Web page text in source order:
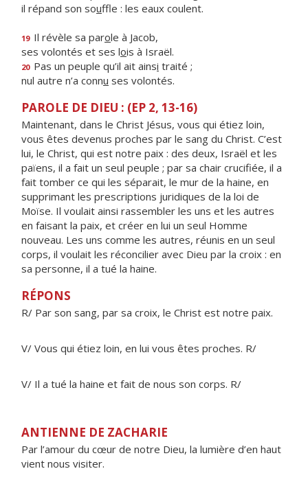
il répand son souffle : les eaux coulent.
19 Il révèle sa parole à Jacob,
ses volontés et ses lois à Israël.
20 Pas un peuple qu’il ait ainsi traité ;
nul autre n’a connu ses volontés.
PAROLE DE DIEU : (EP 2, 13-16)
Maintenant, dans le Christ Jésus, vous qui étiez loin,
vous êtes devenus proches par le sang du Christ. C’est
lui, le Christ, qui est notre paix : des deux, Israël et les
païens, il a fait un seul peuple ; par sa chair crucifiée, il a
fait tomber ce qui les séparait, le mur de la haine, en
supprimant les prescriptions juridiques de la loi de
Moïse. Il voulait ainsi rassembler les uns et les autres
en faisant la paix, et créer en lui un seul Homme
nouveau. Les uns comme les autres, réunis en un seul
corps, il voulait les réconcilier avec Dieu par la croix : en
sa personne, il a tué la haine.
RÉPONS
R/ Par son sang, par sa croix, le Christ est notre paix.
V/ Vous qui étiez loin, en lui vous êtes proches. R/
V/ Il a tué la haine et fait de nous son corps. R/
ANTIENNE DE ZACHARIE
Par l’amour du cœur de notre Dieu, la lumière d’en haut
vient nous visiter.